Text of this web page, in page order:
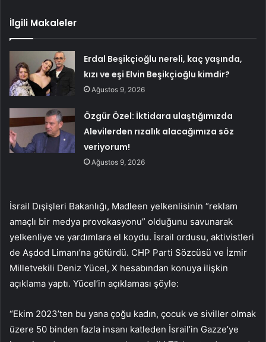
İlgili Makaleler
Erdal Beşikçioğlu nereli, kaç yaşında,
kızı ve eşi Elvin Beşikçioğlu kimdir?
Ağustos 9, 2026
Özgür Özel: İktidara ulaştığımızda
Alevilerden rızalık alacağımıza söz
veriyorum!
Ağustos 9, 2026
İsrail Dışişleri Bakanlığı, Madleen yelkenlisinin “reklam
amaçlı bir medya provokasyonu” olduğunu savunarak
yelkenliye ve yardımlara el koydu. İsrail ordusu, aktivistleri
de Aşdod Limanı’na götürdü. CHP Parti Sözcüsü ve İzmir
Milletvekili Deniz Yücel, X hesabından konuya ilişkin
açıklama yaptı. Yücel’in açıklaması şöyle:
“Ekim 2023’ten bu yana çoğu kadın, çocuk ve siviller olmak
üzere 50 binden fazla insanı katleden İsrail’in Gazze’ye